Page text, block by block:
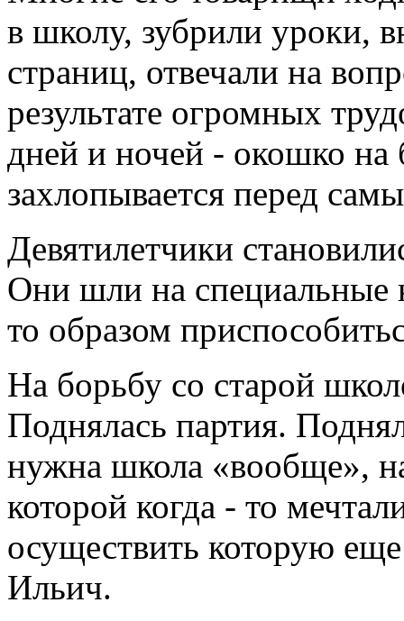
в школу, зубрили уроки,
страниц, отвечали на
результате огромных
дней и ночей - окошко на
захлопывается перед
Девятилетчики
Они шли на специальные
то образом
На борьбу со старой
Поднялась партия.
нужна школа «вообще»,
которой когда - то
осуществить которую
Ильич.